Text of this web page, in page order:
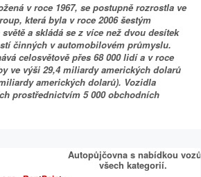
v roce 1967, se postupně rozrostla ve
která byla v roce 2006 šestým
a skládá se z více než dvou desítek
činných v automobilovém průmyslu.
celosvětově přes 68 000 lidí a v roce
ve výši 29,4 miliardy amerických dolarů
amerických dolarů). Vozidla
prostřednictvím 5 000 obchodních
PARTNER
Autopůjčovna s nabídkou vozů
všech kategorií.